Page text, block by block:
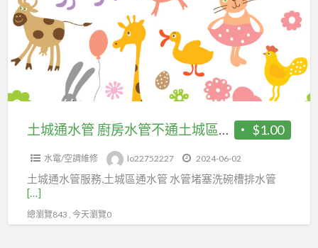
通
管
水
管
房
管
$1.00
土城通水管 廚房水管不通土城區通水管水管不通廚房通水管
水電/空調維修 lo22752227 2024-06-02
土城通水管服務,土城區通水管 水管堵塞洗碗槽排水管
[…]
總瀏覽843 , 今天瀏覽0